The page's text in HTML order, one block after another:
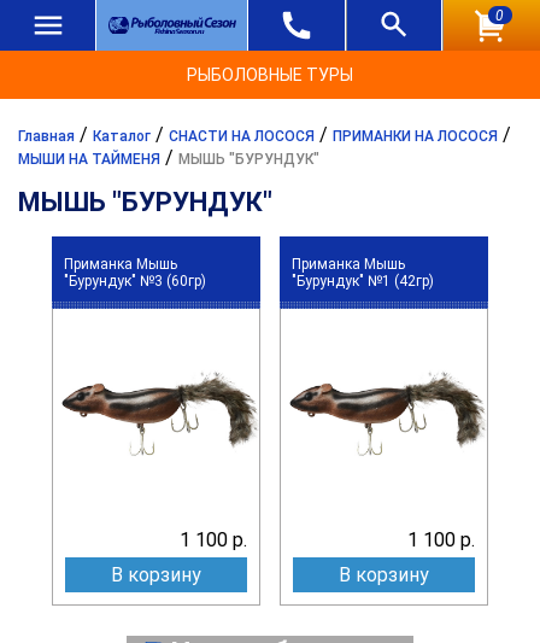
0
РЫБОЛОВНЫЕ ТУРЫ
Главная / Каталог / СНАСТИ НА ЛОСОСЯ / ПРИМАНКИ НА ЛОСОСЯ /
МЫШИ НА ТАЙМЕНЯ / МЫШЬ "БУРУНДУК"
МЫШЬ "БУРУНДУК"
Приманка Мышь
"Бурундук" №3 (60гр)
1 100 р.
В корзину
Приманка Мышь
"Бурундук" №1 (42гр)
1 100 р.
В корзину